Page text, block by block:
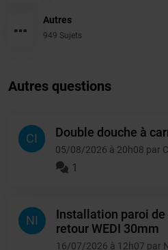
Autres
949 Sujets
Autres questions
CI Double douche à
05/08/2026 à 20h08 par
1
NI
Installation paroi de
retour WEDI 30mm
16/07/2026 à 12h07 par